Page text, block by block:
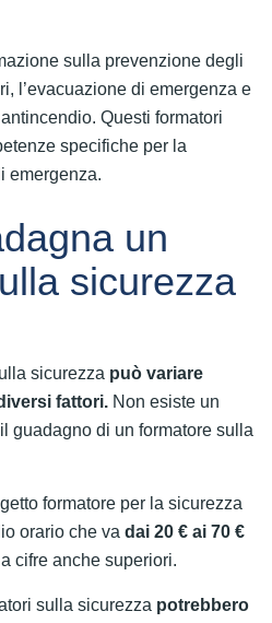
sulla prevenzione degli
l’evacuazione di emergenza e
Questi formatori
specifiche per la
emergenza.
un
sicurezza
sicurezza può variare
fattori. Non esiste un
guadagno di un formatore sulla
formatore per la sicurezza
orario che va dai 20 € ai 70 €
cifre anche superiori.
sulla sicurezza potrebbero